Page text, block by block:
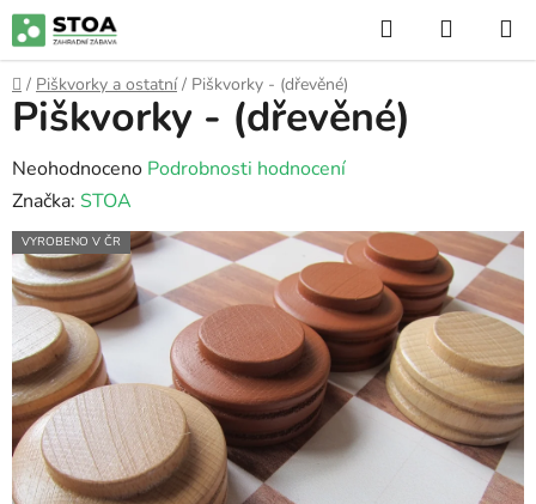
Přejít
na
obsah
Hledat
KOŠÍK
Domů
/ Piškvorky a ostatní / Piškvorky - (dřevěné)
Piškvorky - (dřevěné)
Průměrné
hodnocení
produktu
je
0,0
z
5
hvězdiček.
Neohodnoceno Podrobnosti hodnocení
Značka: STOA
VYROBENO V ČR